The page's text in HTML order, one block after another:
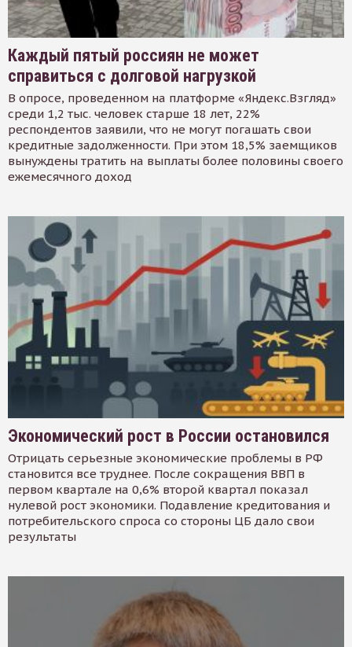
Каждый пятый россиян не может
справиться с долговой нагрузкой
В опросе, проведенном на платформе «Яндекс.Взгляд»
среди 1,2 тыс. человек старше 18 лет, 22%
респондентов заявили, что не могут погашать свои
кредитные задолженности. При этом 18,5% заемщиков
вынуждены тратить на выплаты более половины своего
ежемесячного доход
Экономический рост в России остановился
Отрицать серьезные экономические проблемы в РФ
становится все труднее. После сокращения ВВП в
первом квартале на 0,6% второй квартал показал
нулевой рост экономики. Подавление кредитования и
потребительского спроса со стороны ЦБ дало свои
результаты